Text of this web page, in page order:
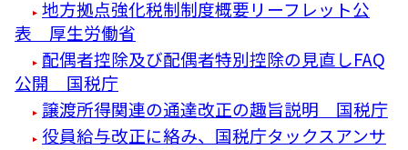
地方拠点強化税制制度概要リーフレット公
表 厚生労働省
配偶者控除及び配偶者特別控除の見直しFAQ
公開 国税庁
譲渡所得関連の通達改正の趣旨説明 国税庁
役員給与改正に絡み、国税庁タックスアンサ